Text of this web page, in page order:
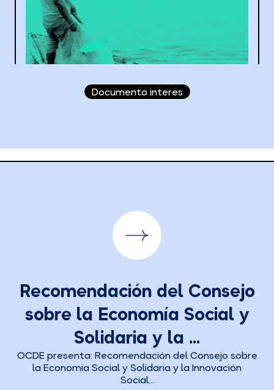
Documento interes
Recomendación del Consejo
sobre la Economía Social y
Solidaria y la ...
OCDE presenta: Recomendación del Consejo sobre
la Economía Social y Solidaria y la Innovación
Social...